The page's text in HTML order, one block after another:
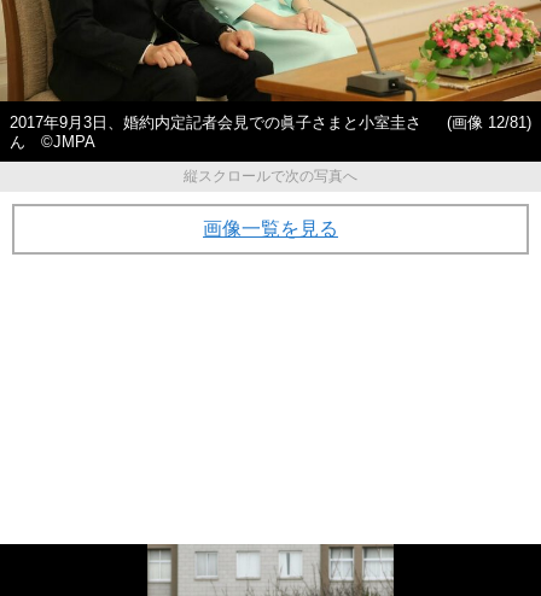
2017年9月3日、婚約内定記者会見での眞子さまと小室圭さ
ん ©JMPA
(画像 12/81)
縦スクロールで次の写真へ
画像一覧を見る